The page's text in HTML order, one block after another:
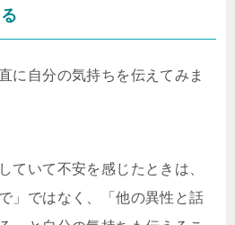
に自分の気持ちを伝えてみま
ていて不安を感じたときは、
」ではなく、「他の異性と話